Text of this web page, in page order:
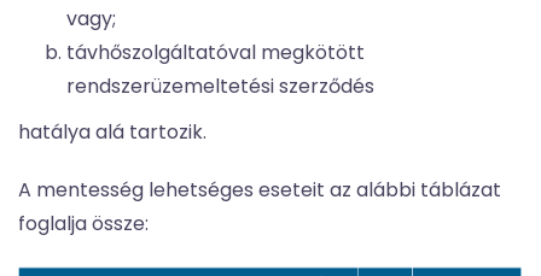
vagy;
távhőszolgáltatóval megkötött
rendszerüzemeltetési szerződés
hatálya alá tartozik.
A mentesség lehetséges eseteit az alábbi táblázat
foglalja össze: